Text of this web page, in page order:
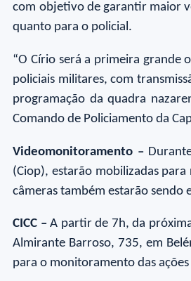
com objetivo de garantir maior
quanto para o policial.
“O Círio será a primeira grande
policiais militares, com
programação da quadra
Comando de Policiamento da
Videomonitoramento –
(Ciop), estarão mobilizadas
câmeras também estarão sendo
CICC – A partir de 7h, da
Almirante Barroso, 735, em
para o monitoramento das